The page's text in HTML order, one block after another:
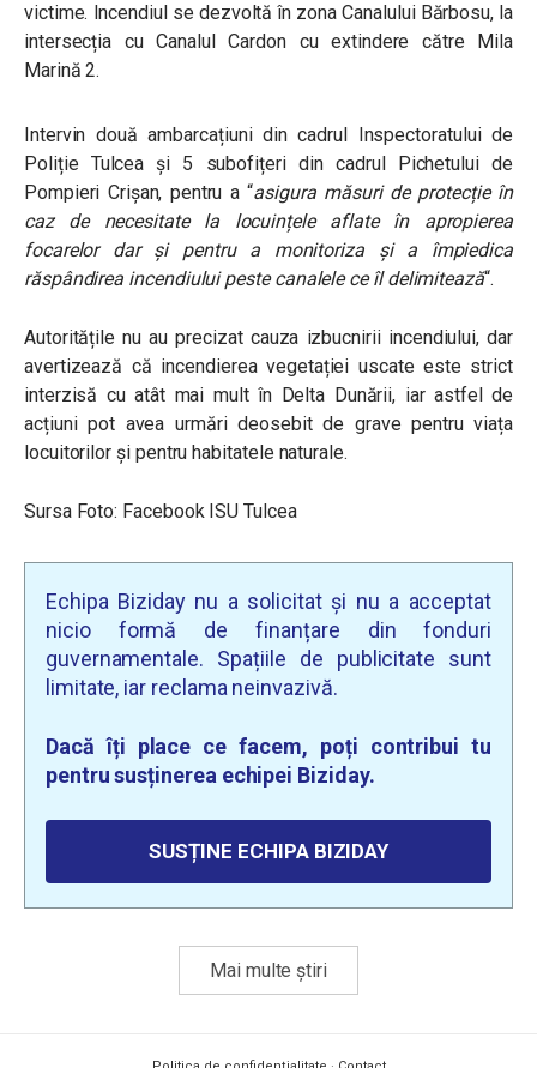
victime. Incendiul se dezvoltă în zona Canalului Bărbosu, la
intersecția cu Canalul Cardon cu extindere către Mila
Marină 2.
Intervindouă ambarcațiuni din cadrul Inspectoratului de
Poliție Tulcea și 5 subofițeri din cadrul Pichetului de
Pompieri Crișan, pentru a “asigura măsuri de protecție în
caz de necesitate la locuințele aflate în apropierea
focarelor dar și pentru a monitoriza și a împiedica
răspândirea incendiului peste canalele ce îl delimitează“.
Autoritățile nu au precizat cauza izbucnirii incendiului, dar
avertizează că incendierea vegetației uscate este strict
interzisă cu atât mai mult în Delta Dunării, iar astfel de
acțiuni pot avea urmări deosebit de grave pentru viața
locuitorilor și pentru habitatele naturale.
Sursa Foto: Facebook ISU Tulcea
Echipa Biziday nu a solicitat și nu a acceptat
nicio formă de finanțare din fonduri
guvernamentale. Spațiile de publicitate sunt
limitate, iar reclama neinvazivă.
Dacă îți place ce facem, poți contribui tu
pentru susținerea echipei Biziday.
SUSȚINE ECHIPA BIZIDAY
Mai multe știri